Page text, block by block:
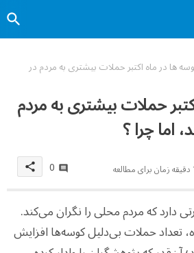
ها در ماه اکتبر حملات بیشتری به مردم در
حملات بیشتری به مردم
اما چرا ؟
مطالعه 0
share
دارد که مردم محلی را نگران می‌کند.
تعداد حملات بی‌دلیل کوسه‌ها افزایش